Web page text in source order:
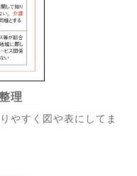
理
やすく図や表にしてま